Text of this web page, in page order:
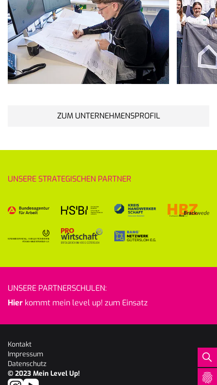
ZUM UNTERNEHMENSPROFIL
UNSERE STRATEGISCHEN PARTNER
UNSERE PARTNERSCHULEN:
Hier kommt mein level up! zum Einsatz
Kontakt
Impressum
Datenschutz
© 2023 Mein Level Up!